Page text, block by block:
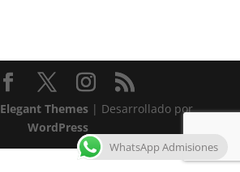
Elegant Themes| Desarrollado por
WordPress
WhatsApp Admisiones